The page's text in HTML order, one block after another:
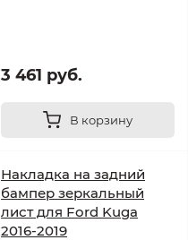
3 461 руб.
В корзину
Накладка на задний
бампер зеркальный
лист для Ford Kuga
2016-2019